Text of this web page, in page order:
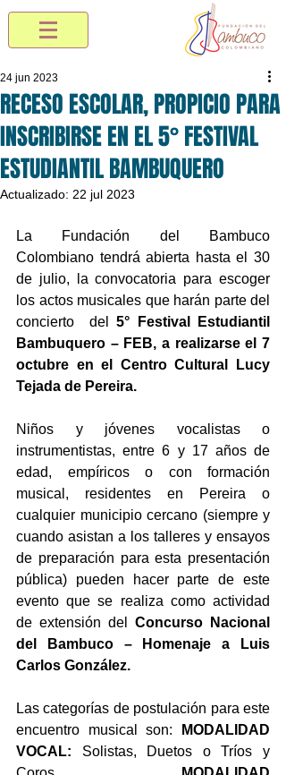
RECESO ESCOLAR, PROPICIO PARA
INSCRIBIRSE EN EL 5° FESTIVAL
ESTUDIANTIL BAMBUQUERO
24 jun 2023
Actualizado: 22 jul 2023
La Fundación del Bambuco
Colombiano tendrá abierta hasta el 30
de julio, la convocatoria para escoger
los actos musicales que harán parte del
concierto  del 5° Festival Estudiantil
Bambuquero – FEB, a realizarse el 7
octubre en el Centro Cultural Lucy
Tejada de Pereira.
Niños y jóvenes vocalistas o
instrumentistas, entre 6 y 17 años de
edad, empíricos o con formación
musical, residentes en Pereira o
cualquier municipio cercano (siempre y
cuando asistan a los talleres y ensayos
de preparación para esta presentación
pública) pueden hacer parte de este
evento que se realiza como actividad
de extensión del Concurso Nacional
del Bambuco – Homenaje a Luis
Carlos González.
Las categorías de postulación para este
encuentro musical son:
MODALIDAD
VOCAL: Solistas, Duetos o Tríos y